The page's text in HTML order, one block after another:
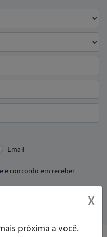
Email
e concordo em receber
X
próxima a você.